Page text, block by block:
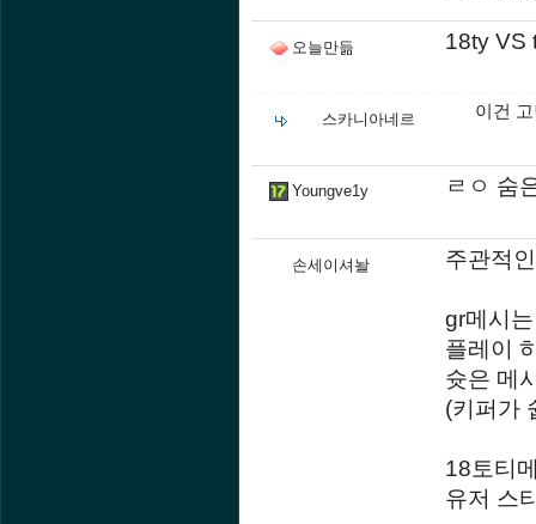
오늘만듦 18ty VS
스카니아네르 이건
Youngve1y ㄹㅇ 숨
손세이셔놜 주관적
gr메시
플레이
슛은 메
(키퍼가
18토티
유저 스